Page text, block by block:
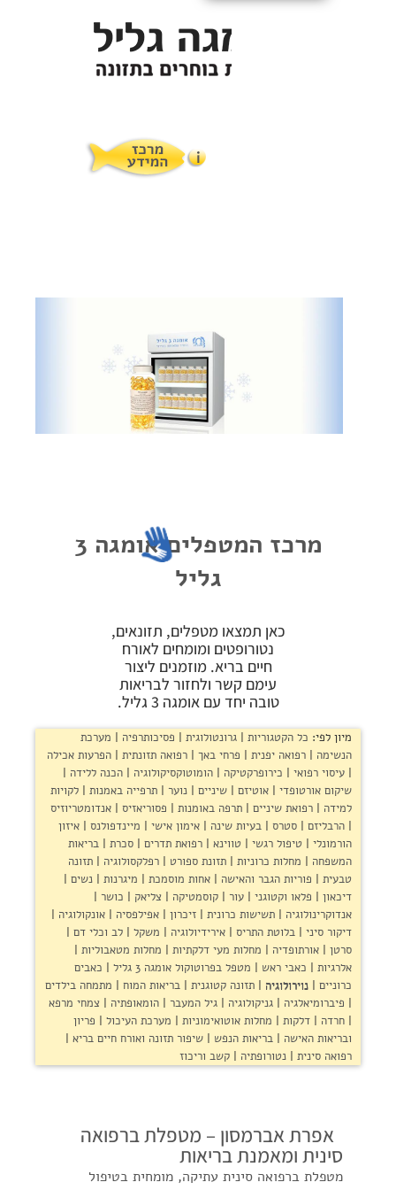
מוצרים ושרותים
פרוטוקול אומגה
מרכז המטפלים
צור קשר
מרכז המטפלים אומגה 3
גליל
כאן תמצאו מטפלים, תזונאים,
נטורופטים ומומחים לאורח
חיים בריא. מוזמנים ליצור
עימם קשר ולחזור לבריאות
טובה יחד עם אומגה 3 גליל.
מיון לפי: כל הקטגוריות גרונטולוגית פסיכותרפיה
מערכת
הנשימה
רפואה יפנית פרחי באך רפואה תזונתית
הפרעות אכילה
עיסוי רפואי
כירופרקטיקה הומוטוקסיקולוגיה
הכנה ללידה
שיקום אורטופדי
אוטיזם שיניים נוער תרפייה באמנות
לקויות
למידה
רפואת שיניים תרפה באומנות פסוריאזיס
אנדומטריוזיס
הרבליזם
סטרס בעיות שינה אימון אישי מיינדפולנס
איזון
הורמונלי
טיפול רגשי טווינא רפואת תדרים סכרת
בריאות
המשפחה
מחלות כרוניות תזונת ספורט רפלקסולוגיה
תזונה
טבעית
פוריות הגבר והאישה אחות מוסמכת מיגרנות
נשים
דיכאון
פלאו וקטוגני עור קוסמטיקה צליאק
כושר
אנדוקרינולוגיה
תשישות כרונית זיכרון אפילפסיה
אונקולוגיה
דיקור סיני
בלוטת התריס אירידיולוגיה משקל
לב וכלי דם
סרטן
אורתופדיה מחלות מעי דלקתיות
מחלות מטאבוליות
אלרגיות
כאבי ראש מטפל בפרוטוקול אומגה 3 גליל
כאבים
כרוניים
נוירולוגיה תזונה קטוגנית בריאות המוח
מתמחה בילדים
פיברומיאלגיה
גניקולוגיה גיל המעבר הומאופתיה
צמחי מרפא
חרדה
דלקות מחלות אוטואימוניות מערכת העיכול
פריון
ובריאות האישה
בריאות הנפש
שיפור תזונה ואורח חיים בריא
רפואה סינית
נטורופתיה קשב וריכוז
אפרת אברמסון – מטפלת ברפואה
סינית ומאמנת בריאות
מטפלת ברפואה סינית עתיקה, מומחית בטיפול